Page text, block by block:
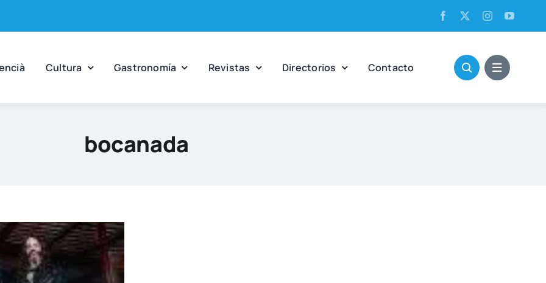
Cul­tu­ra Gas­tro­no­mía Revis­tas Direc­to­rios Con­tac­to
bocanada